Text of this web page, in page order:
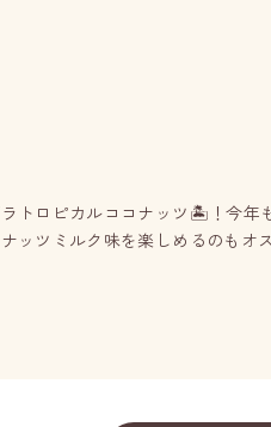
トロピカルココナッツ🏝️！今
ッツミルク味を楽しめるのも